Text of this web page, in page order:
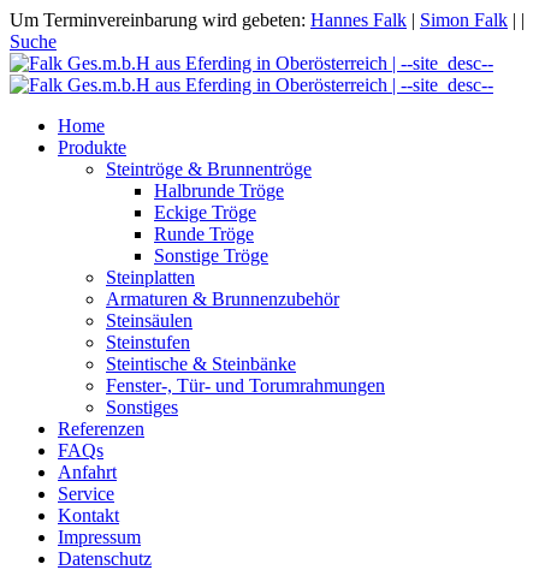
Um Terminvereinbarung wird gebeten: Hannes Falk | Simon Falk | |
Suche
Home
Produkte
Steintröge & Brunnentröge
Halbrunde Tröge
Eckige Tröge
Runde Tröge
Sonstige Tröge
Steinplatten
Armaturen & Brunnenzubehör
Steinsäulen
Steinstufen
Steintische & Steinbänke
Fenster-, Tür- und Torumrahmungen
Sonstiges
Referenzen
FAQs
Anfahrt
Service
Kontakt
Impressum
Datenschutz